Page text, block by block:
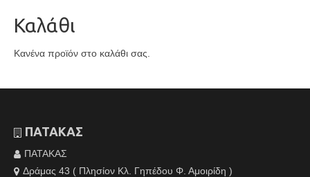
Καλάθι
Κανένα προϊόν στο καλάθι σας.
ΠΑΤΑΚΑΣ
ΠΑΤΑΚΑΣ
Δράμας 43 ( Πλησίον Κλ. Γηπέδου Φ. Αμοιρίδη )